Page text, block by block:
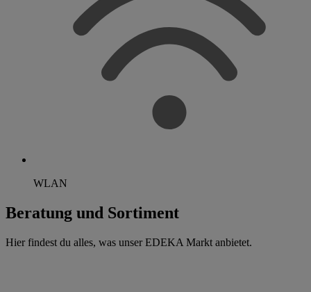
WLAN
Beratung und Sortiment
Hier findest du alles, was unser EDEKA Markt anbietet.